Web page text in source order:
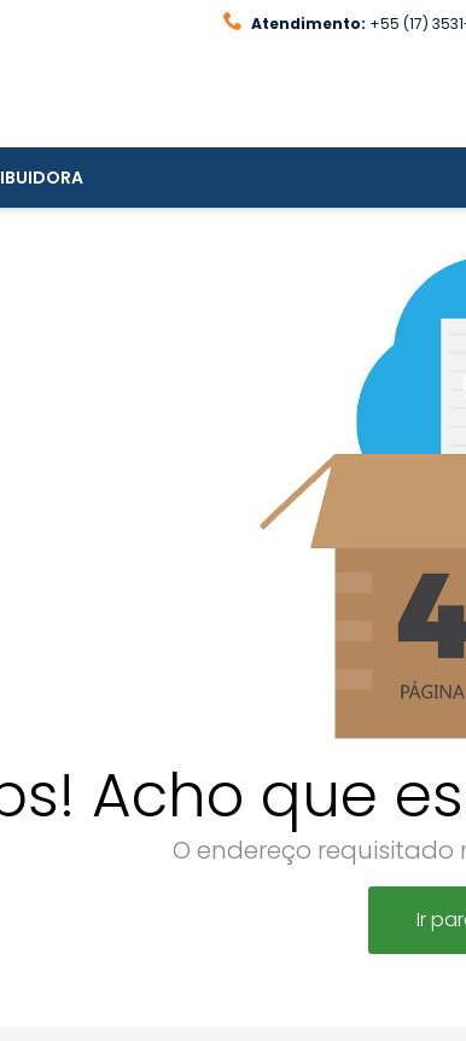
Atendimento: +55 (17)
Acho que
O endereço requisitado
Ir